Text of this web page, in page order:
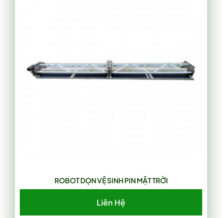
ROBOT DỌN VỆ SINH PIN MẶT TRỜI
Liên Hệ